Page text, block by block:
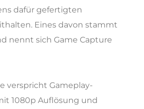
dafür gefertigten
Eines davon stammt
nennt sich Game Capture
verspricht Gameplay-
1080p Auflösung und